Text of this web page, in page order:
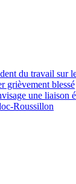
du travail sur
grièvement blessé
une liaison
Roussillon